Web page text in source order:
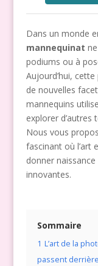
Dans un monde
mannequinat
podiums ou à
Aujourd’hui,
de nouvelles
mannequins
explorer d’autres
Nous vous
fascinant où l’art
donner
innovantes.
Sommaire
1 L’art de la
passent